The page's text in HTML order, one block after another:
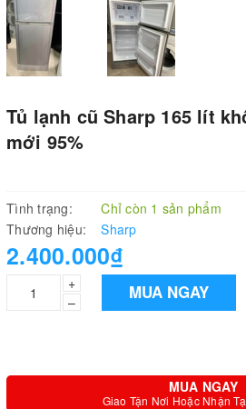
Tủ lạnh cũ Sharp 165 lít
mới 95%
Tình trạng:
Chỉ còn 1 sản phẩm
Thương hiệu:
Sharp
2.400.000₫
+
–
MUA NGAY
MUA NGAY
Giao Tận Nơi Hoặc Nhận